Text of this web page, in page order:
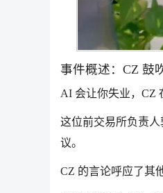
事件概述：CZ 鼓
AI 会让你失业，CZ
这位前交易所负责
议。
CZ 的言论呼应了其